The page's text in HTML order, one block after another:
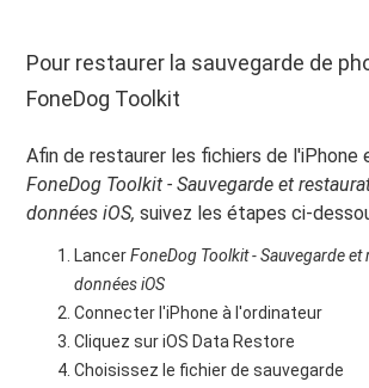
Pour restaurer la sauvegarde de
FoneDog Toolkit
Afin de restaurer les fichiers de l'iPhone
FoneDog Toolkit - Sauvegarde et
données iOS,suivez les étapes ci-
LancerFoneDog Toolkit - Sauvegarde et
données iOS
Connecter l'iPhone à l'ordinateur
Cliquez sur iOS Data Restore
Choisissez le fichier de sauvegarde